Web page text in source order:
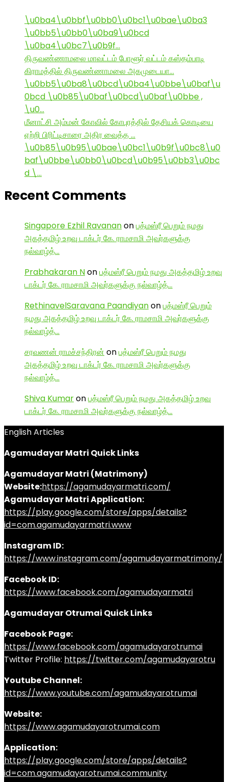
\u0ba4\u0bbf\u0bb0\u0bc1\u0bae\u0ba3
\u0bb5\u0bb0\u0ba9\u0bcd
\u0ba4\u0bc7\u0b9f…
திருவண்ணாமலை மாவட்டம் போளூர் வட்டம் கஸ்தம்பாடி
கிராமத்தில் திருவண்ணாமலை அகமுடையா…
\u0bb5\u0ba8\u0bcd\u0ba4\u0bbe\u0baf\u
0bcd \u0b85\u0baf\u0bcd\u0baf\u0bbe ,
\u0…
மீனாட்சி அம்மன் கோவில் கோபுரத்தில் தேசியக் கொடியை
ஏற்றி பிரிட்டிசாரை அதிர வைத்த …
\u0b85\u0b95\u0bae\u0bc1\u0b9f\u0bc8\u0
baf\u0bbe\u0bb0\u0bcd\u0b95\u0bb3\u0bc
d \…
Recent Comments
Singapore Ezhil Ravananonபத்மஸ்ரீ பெறும் நமது
அகத்தமிழ் உறவு டாக்டர் கே. ராமசாமி அவர்களுக்கு
நல்வாழ்த்…
Prabhakaran Nonபத்மஸ்ரீ பெறும் நமது அகத்தமிழ் உறவு
டாக்டர் கே. ராமசாமி அவர்களுக்கு நல்வாழ்த்…
RethinavelSaravana Paandiyanonபத்மஸ்ரீ பெறும்
நமது அகத்தமிழ் உறவு டாக்டர் கே. ராமசாமி அவர்களுக்கு
நல்வாழ்த்…
சரவணன் ராமச்சந்திரன் onபத்மஸ்ரீ பெறும் நமது
அகத்தமிழ் உறவு டாக்டர் கே. ராமசாமி அவர்களுக்கு
நல்வாழ்த்…
Shiva Kumaronபத்மஸ்ரீ பெறும் நமது அகத்தமிழ் உறவு
டாக்டர் கே. ராமசாமி அவர்களுக்கு நல்வாழ்த்…
English Articles
Agamudayar Matri Quick Links
Agamudayar Matri (Matrimony)
Website:https://agamudayarmatri.com/
Agamudayar Matri Application:
https://play.google.com/store/apps/details?
id=com.agamudayarmatri.www
Instagram ID:
https://www.instagram.com/agamudayarmatrimony/
Facebook ID:
https://www.facebook.com/agamudayarmatri
Agamudayar Otrumai Quick Links
Facebook Page:
https://www.facebook.com/agamudayarotrumai
Twitter Profile: https://twitter.com/agamudayarotru
Youtube Channel:
https://www.youtube.com/agamudayarotrumai
Website:
https://www.agamudayarotrumai.com
Application:
https://play.google.com/store/apps/details?
id=com.agamudayarotrumai.community